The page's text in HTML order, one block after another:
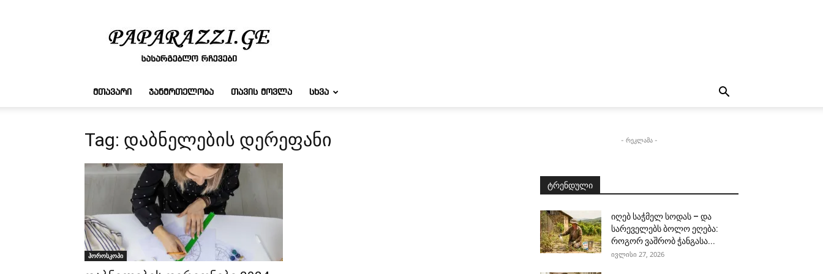
რჩევები
ᲛᲗᲐᲕᲐᲠᲘ ᲯᲐᲜᲛᲠᲗᲔᲚᲝᲑᲐ ᲗᲐᲕᲘᲡ ᲛᲝᲕᲚᲐ ᲡᲮᲕᲐ
Tag: დაბნელების დერეფანი
ჰოროსკოპი
- რეკლამა -
ტრენდული
იღებ საჭმელ სოდას – და
სარეველებს ბოლო ეღება:
როგორ ვაშრობ ჭანგასა...
ივლისი 27, 2026